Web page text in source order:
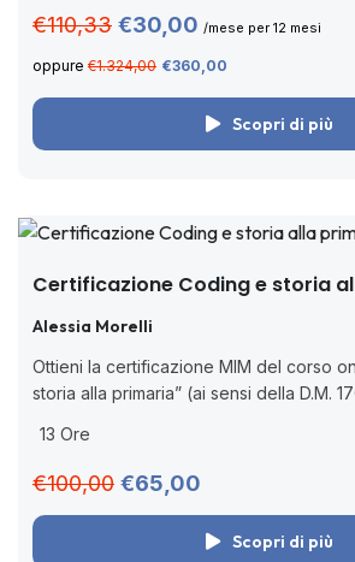
€110,33 €30,00 /mese per 12 mesi
oppure €1.324,00 €360,00
Scopri di più
Certificazione Coding e storia
Alessia Morelli
Ottieni la certificazione MIM del corso
storia alla primaria” (ai sensi della D.M.
attività di coding subito applicabili in
13 Ore
€100,00 €65,00
Scopri di più